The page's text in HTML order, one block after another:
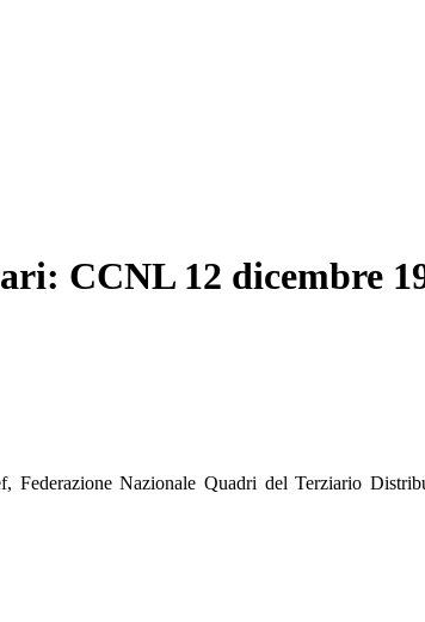
CCNL 12 dicembre
Federazione Nazionale Quadri del Terziario